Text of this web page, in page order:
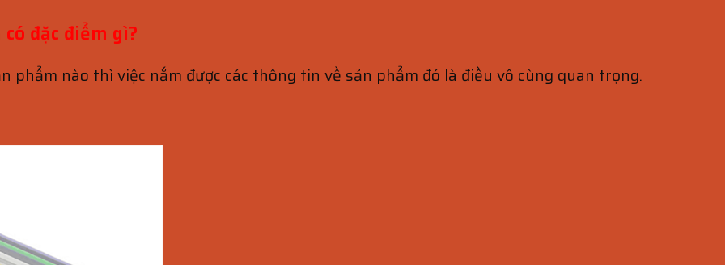
đặc điểm gì?
nào thì việc nắm được các thông tin về sản phẩm đó là điều vô cùng quan trọng.